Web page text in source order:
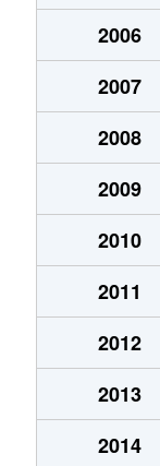
下大浦
下坂井
下保内
下保内
直江町
直江町
2006
2007
2008
2009
2010
2011
2012
2013
2014